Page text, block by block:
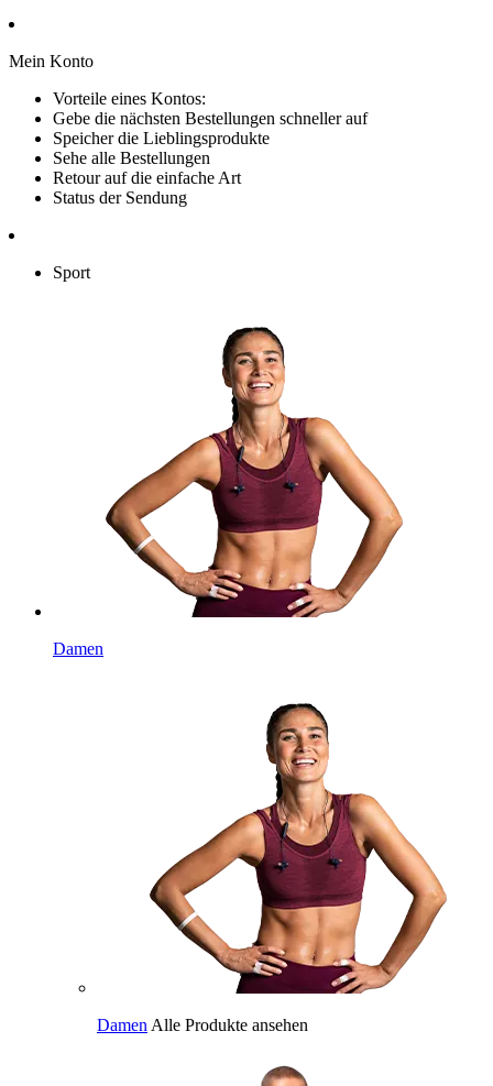
Mein Konto
Vorteile eines Kontos:
Gebe die nächsten Bestellungen schneller auf
Speicher die Lieblingsprodukte
Sehe alle Bestellungen
Retour auf die einfache Art
Status der Sendung
Sport
Damen
Damen Alle Produkte ansehen